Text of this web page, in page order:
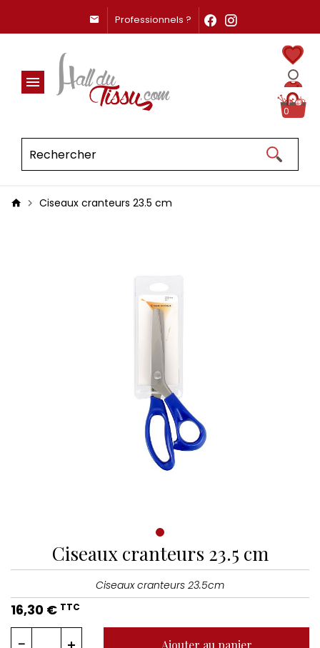
Professionnels ?
0
Ciseaux cranteurs 23.5 cm
Ciseaux cranteurs 23.5 cm
Ciseaux cranteurs 23.5cm
16,30 € TTC
Ajouter au panier